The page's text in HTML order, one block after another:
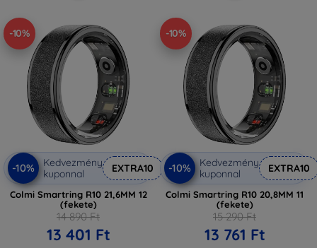
-10%
-10%
Kedvezmény
kuponnal
EXTRA10
Colmi Smartring R10 21,6MM 12
(fekete)
14 890 Ft
13 401 Ft
-10%
-10%
Kedvezmény
kuponnal
EXTRA10
Colmi Smartring R10 20,8MM 11
(fekete)
15 290 Ft
13 761 Ft